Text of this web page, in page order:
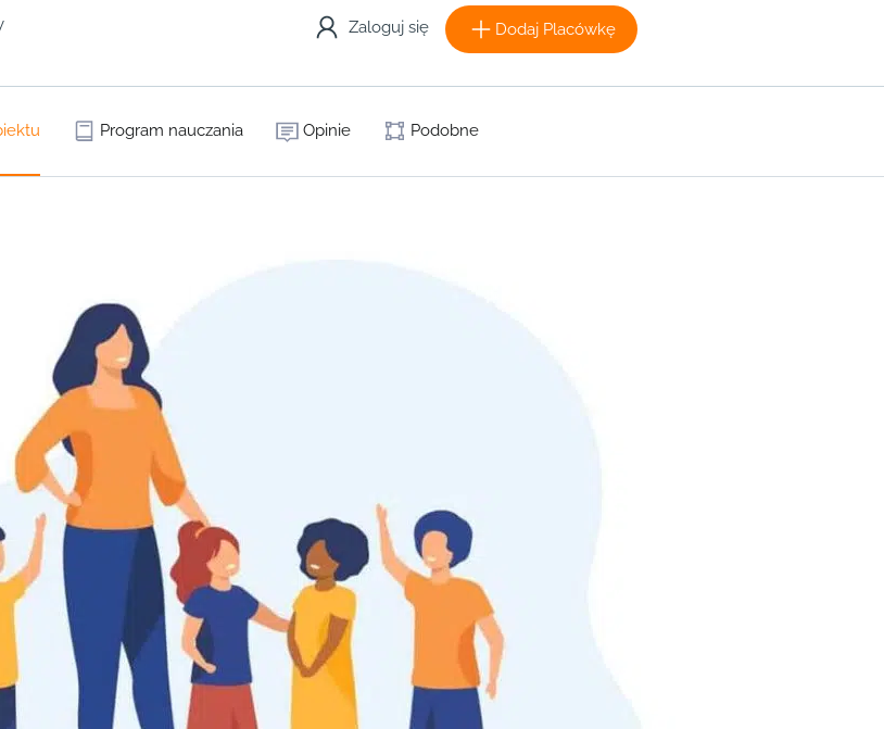
Zaloguj się Dodaj Placówkę
Program nauczania Opinie Podobne